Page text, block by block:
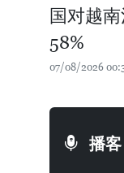
国对越
58%
07/08/2026
播客